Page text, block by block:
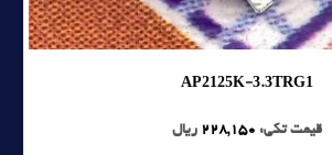
AP2125K-3.3TRG1
قیمت تکی: 228,150 ریال